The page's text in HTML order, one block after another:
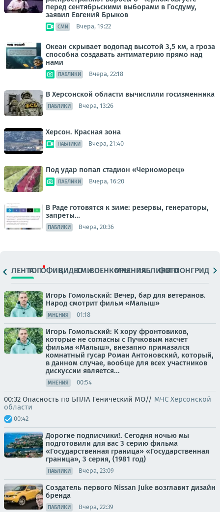
перед сентябрьскими выборами в Госдуму,
заявил Евгений Брыков
СМИ Вчера, 19:22
Океан скрывает водопад высотой 3,5 км, а гроза
способна создавать антиматерию прямо над
нами
ПАБЛИКИ Вчера, 22:18
В Херсонской области вычислили госизменника
ПАБЛИКИ Вчера, 13:26
Херсон. Красная зона
ПАБЛИКИ Вчера, 21:40
Под удар попал стадион «Черноморец»
ПАБЛИКИ Вчера, 16:20
В Раде готовятся к зиме: резервы, генераторы,
запреты…
ПАБЛИКИ Вчера, 20:36
ЛЕНТАТОПОФИЦ.ВИДЕОСМИВОЕНКОРЫМНЕНИЯПАБЛИКИ
ФОТОЛОНГРИДЫ
Игорь Гомольский: Вечер, бар для ветеранов.
Народ смотрит фильм «Малыш»
МНЕНИЯ 01:18
Игорь Гомольский: К хору фронтовиков,
которые не согласны с Пучковым насчет
фильма «Малыш», внезапно примазался
комнатный гусар Роман Антоновский, который,
в данном случае, вообще для всех участников
дискуссии является...
МНЕНИЯ 00:54
00:32 Опасность по БПЛА Генический МО// МЧС Херсонской
области
00:42
Дорогие подписчики!. Сегодня ночью мы
подготовили для вас 3 серию фильма
«Государственная граница» «Государственная
граница», 3 серия, (1981 год)
ПАБЛИКИ Вчера, 23:09
Создатель первого Nissan Juke возглавит дизайн
бренда
ПАБЛИКИ Вчера, 22:39